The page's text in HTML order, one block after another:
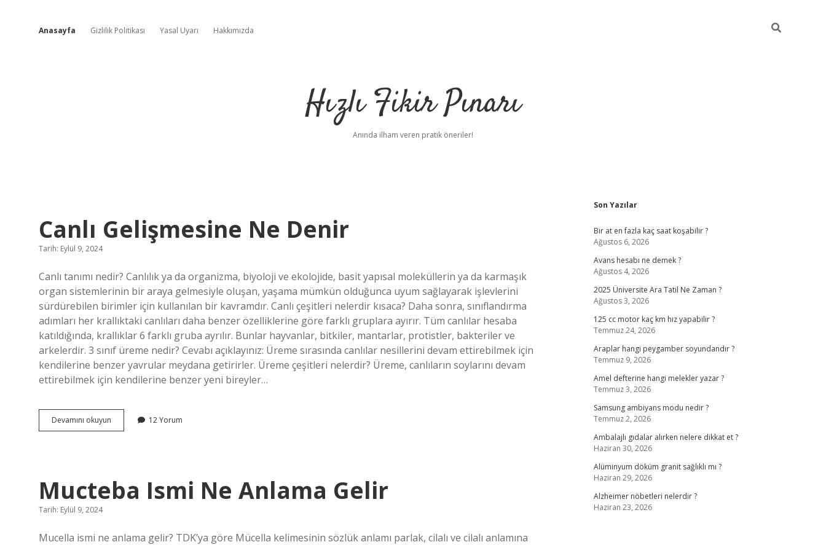
Anasayfa Gizlilik Politikası Yasal Uyarı Hakkımızda
Hızlı Fikir Pınarı
Anında ilham veren pratik öneriler!
Hızlı
Fikir
Pınarı
Yazılar
Canlı Gelişmesine Ne Denir
Tarih: Eylül 9, 2024
Canlı tanımı nedir? Canlılık ya da organizma, biyoloji ve ekolojide, basit yapısal moleküllerin ya da karmaşık
organ sistemlerinin bir araya gelmesiyle oluşan, yaşama mümkün olduğunca uyum sağlayarak işlevlerini
sürdürebilen birimler için kullanılan bir kavramdır. Canlı çeşitleri nelerdir kısaca? Daha sonra, sınıflandırma
adımları her krallıktaki canlıları daha benzer özelliklerine göre farklı gruplara ayırır. Tüm canlılar hesaba
katıldığında, krallıklar 6 farklı gruba ayrılır. Bunlar hayvanlar, bitkiler, mantarlar, protistler, bakteriler ve
arkelerdir. 3 sınıf üreme nedir? Cevabı açıklayınız: Üreme sırasında canlılar nesillerini devam ettirebilmek için
kendilerine benzer yavrular meydana getirirler. Üreme çeşitleri nelerdir? Üreme, canlıların soylarını devam
ettirebilmek için kendilerine benzer yeni bireyler…
Devamını okuyun
Gelişmesine
12 Yorum
Mucteba Ismi Ne Anlama Gelir
Tarih: Eylül 9, 2024
Mucella ismi ne anlama gelir? TDK’ya göre Mücella kelimesinin sözlük anlamı parlak, cilalı ve cilalı anlamına
Sidebar
Son Yazılar
Bir at en fazla kaç saat koşabilir ?
Ağustos 6, 2026
Avans hesabı ne demek ?
Ağustos 4, 2026
2025 Üniversite Ara Tatil Ne Zaman ?
Ağustos 3, 2026
125 cc motor kaç km hız yapabilir ?
Temmuz 24, 2026
Araplar hangi peygamber soyundandır ?
Temmuz 9, 2026
Amel defterine hangi melekler yazar ?
Temmuz 3, 2026
Samsung ambiyans modu nedir ?
Temmuz 2, 2026
Ambalajlı gıdalar alırken nelere dikkat et ?
Haziran 30, 2026
Alüminyum döküm granit sağlıklı mı ?
Haziran 29, 2026
Alzheimer nöbetleri nelerdir ?
Haziran 23, 2026